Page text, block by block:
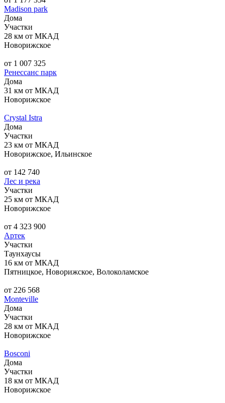
Madison park
Дома
Участки
28 км от МКАД
Новорижское
от 1 007 325
Ренессанс парк
Дома
31 км от МКАД
Новорижское
Crystal Istra
Дома
Участки
23 км от МКАД
Новорижское, Ильинское
от 142 740
Лес и река
Участки
25 км от МКАД
Новорижское
от 4 323 900
Артек
Участки
Таунхаусы
16 км от МКАД
Пятницкое, Новорижское, Волоколамское
от 226 568
Monteville
Дома
Участки
28 км от МКАД
Новорижское
Bosconi
Дома
Участки
18 км от МКАД
Новорижское